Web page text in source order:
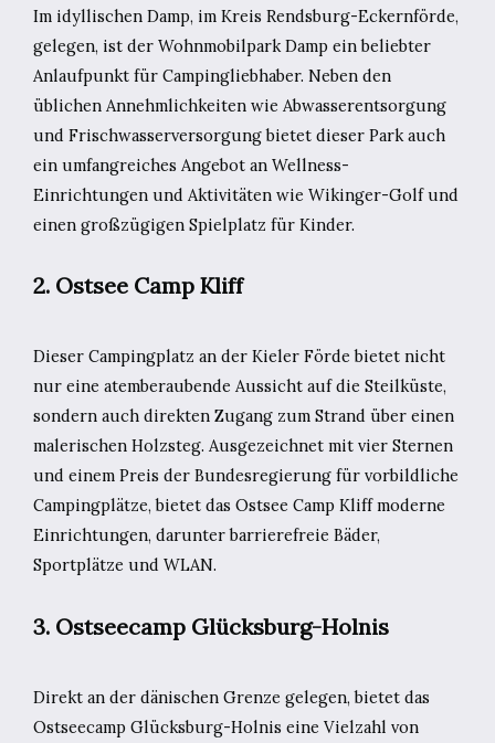
Im idyllischen Damp, im Kreis Rendsburg-Eckernförde,
gelegen, ist der Wohnmobilpark Damp ein beliebter
Anlaufpunkt für Campingliebhaber. Neben den
üblichen Annehmlichkeiten wie Abwasserentsorgung
und Frischwasserversorgung bietet dieser Park auch
ein umfangreiches Angebot an Wellness-
Einrichtungen und Aktivitäten wie Wikinger-Golf und
einen großzügigen Spielplatz für Kinder.
2. Ostsee Camp Kliff
Dieser Campingplatz an der Kieler Förde bietet nicht
nur eine atemberaubende Aussicht auf die Steilküste,
sondern auch direkten Zugang zum Strand über einen
malerischen Holzsteg. Ausgezeichnet mit vier Sternen
und einem Preis der Bundesregierung für vorbildliche
Campingplätze, bietet das Ostsee Camp Kliff moderne
Einrichtungen, darunter barrierefreie Bäder,
Sportplätze und WLAN.
3. Ostseecamp Glücksburg-Holnis
Direkt an der dänischen Grenze gelegen, bietet das
Ostseecamp Glücksburg-Holnis eine Vielzahl von